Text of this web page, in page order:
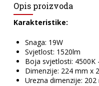
Opis proizvoda
Karakteristike:
Snaga: 19W
Svjetlost: 1520lm
Boja svjetlosti: 4500K
Dimenzije: 224 mm x
Urezna dimenzije: